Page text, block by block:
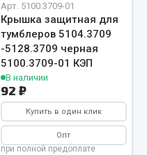
Арт. 5100.3709-01
Крышка защитная для
тумблеров 5104.3709
-5128.3709 черная
5100.3709-01 КЭП
В наличии
92 ₽
Купить в один клик
Опт
при полной предоплате